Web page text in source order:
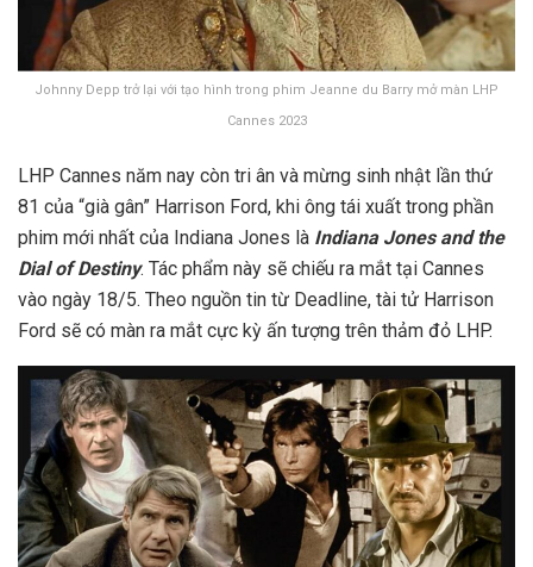
Johnny Depp trở lại với tạo hình trong phim Jeanne du Barry mở màn LHP
Cannes 2023
LHP Cannes năm nay còn tri ân và mừng sinh nhật lần thứ
81 của “già gân” Harrison Ford, khi ông tái xuất trong phần
phim mới nhất của Indiana Jones là Indiana Jones and the
Dial of Destiny. Tác phẩm này sẽ chiếu ra mắt tại Cannes
vào ngày 18/5. Theo nguồn tin từ Deadline, tài tử Harrison
Ford sẽ có màn ra mắt cực kỳ ấn tượng trên thảm đỏ LHP.